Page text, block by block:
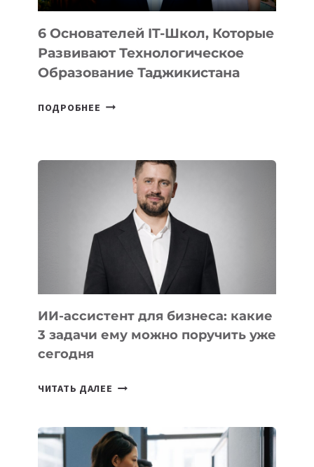
6 Основателей IT-Школ, Которые
Развивают Технологическое
Образование Таджикистана
ПОДРОБНЕЕ 6
КОТОРЫЕ
РАЗВИВАЮТ
ТЕХНОЛОГИЧЕСКОЕ
ОБРАЗОВАНИЕ
ТАДЖИКИСТАНА
ИИ-ассистент для бизнеса: какие
3 задачи ему можно поручить уже
сегодня
ЧИТАТЬ ДАЛЕЕ ИИ-
БИЗНЕСА:
КАКИЕ